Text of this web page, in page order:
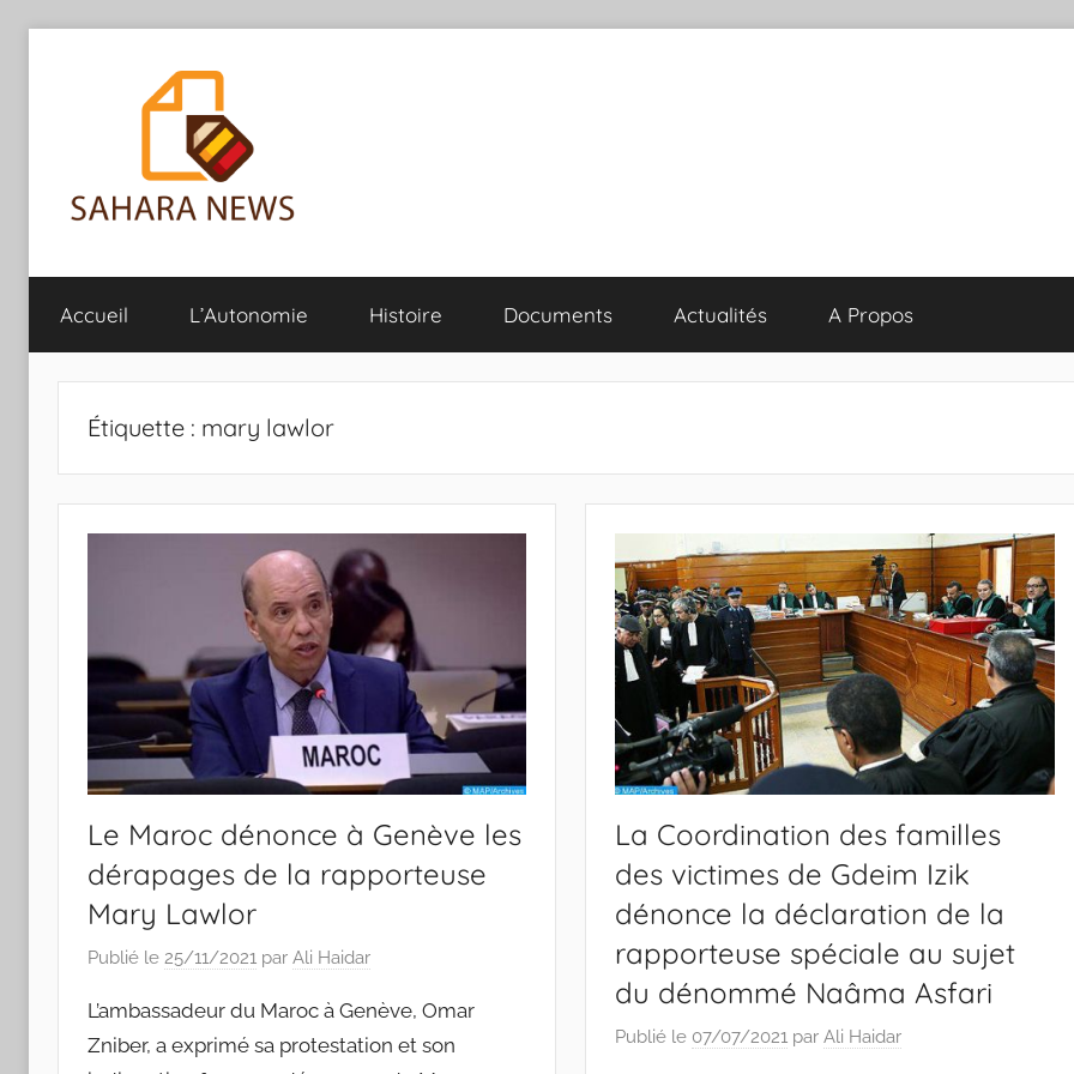
Sahara
News
l'info
sur
Accueil L’Autonomie Histoire Documents Actualités A Propos
Étiquette : mary lawlor
Le Maroc dénonce à Genève les
dérapages de la rapporteuse
Mary Lawlor
Publié le 25/11/2021 par Ali Haidar
L’ambassadeur du Maroc à Genève, Omar
Zniber, a exprimé sa protestation et son
La Coordination des familles
des victimes de Gdeim Izik
dénonce la déclaration de la
rapporteuse spéciale au sujet
du dénommé Naâma Asfari
Publié le 07/07/2021 parAli Haidar